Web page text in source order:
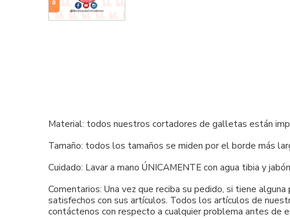
Material: todos nuestros cortadores de galletas están
Tamaño: todos los tamaños se miden por el borde más
Cuidado: Lavar a mano ÚNICAMENTE con agua tibia y
Comentarios: Una vez que reciba su pedido, si tiene
satisfechos con sus artículos. Todos los artículos de
contáctenos con respecto a cualquier problema antes de